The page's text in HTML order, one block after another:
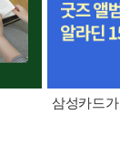
삼성카드